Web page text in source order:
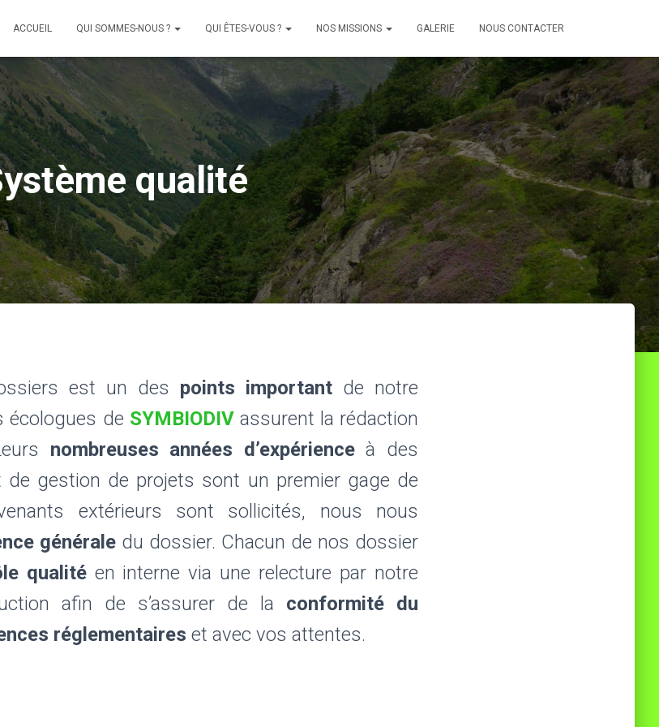
ACCUEIL QUI SOMMES-NOUS ? QUI ÊTES-VOUS ? NOS MISSIONS GALERIE NOUS CONTACTER
qualité
est un des points important de notre
écologues de SYMBIODIVassurent la rédaction
nombreuses années d’expérienceà des
gestion de projets sont un premier gage de
extérieurs sont sollicités, nous nous
générale du dossier. Chacun de nos dossier
qualitéen interne via une relecture par notre
afin de s’assurer de la conformité du
réglementaires et avec vos attentes.